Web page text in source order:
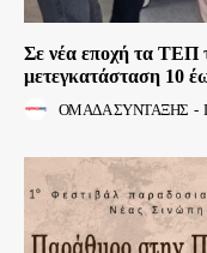
Σε νέα εποχή τα ΤΕΠ
μετεγκατάσταση 10
ΟΜΑΔΑ ΣΥΝΤΑΞΗΣ -